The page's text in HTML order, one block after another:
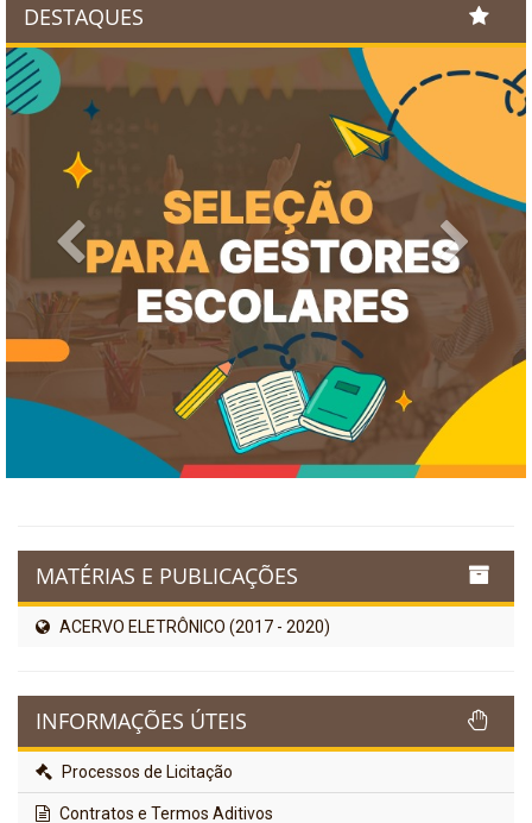
DESTAQUES
Previous Next
MATÉRIAS E PUBLICAÇÕES
ACERVO ELETRÔNICO (2017 - 2020)
INFORMAÇÕES ÚTEIS
Processos de Licitação
Contratos e Termos Aditivos